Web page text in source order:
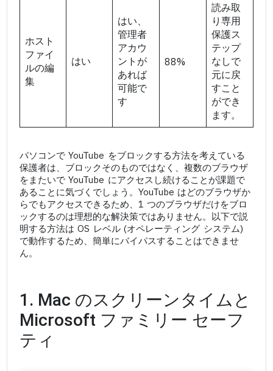
ホスト
ファイ
ルの編
集
はい
はい、
管理者
アカウ
ントが
あれば
可能で
す
88%
読み取
り専用
保護ス
テップ
なしで
元に戻
すこと
ができ
ます。
パソコンで YouTube をブロックする方法を考えている
保護者は、ブロックそのものではなく、複数のブラウザ
をまたいで YouTube にアクセスし続けることが課題で
あることに気づくでしょう。YouTube はどのブラウザか
らでもアクセスできるため、1 つのブラウザだけをブロ
ックするのは理想的な解決策ではありません。以下で説
明する方法は OS レベル (オペレーティング システム)
で動作するため、簡単にバイパスすることはできませ
ん。
1. Mac のスクリーンタイムと
Microsoft ファミリー セーフ
ティ